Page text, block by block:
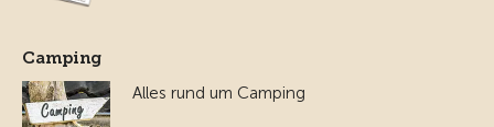
Camping
Alles rund um Camping